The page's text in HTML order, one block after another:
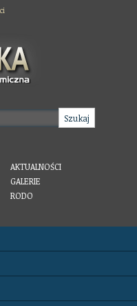
AKTUALNOŚCI
GALERIE
RODO